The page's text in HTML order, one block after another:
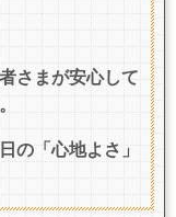
さまが安心して
の「心地よさ」